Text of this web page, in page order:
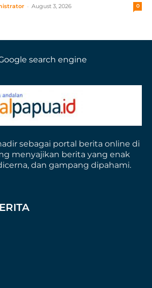
- August 3, 2026 0
sebagai portal berita online di
menyajikan berita yang enak
dan gampang dipahami.